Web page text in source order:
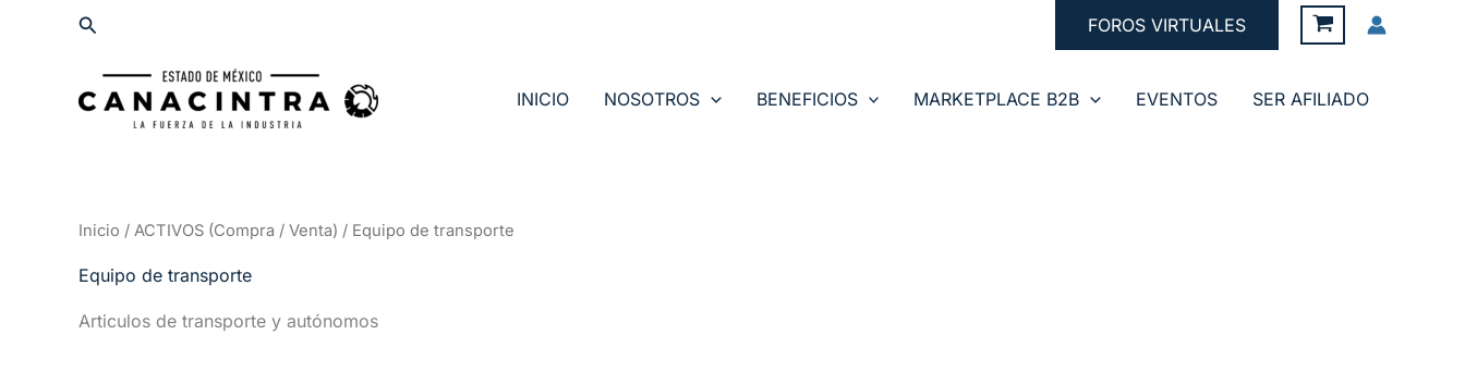
Buscar FOROS VIRTUALES
INICIO NOSOTROS BENEFICIOS MARKETPLACE B2B EVENTOS SER AFILIADO
Inicio / ACTIVOS (Compra / Venta) / Equipo de transporte
Equipo de transporte
Articulos de transporte y autónomos